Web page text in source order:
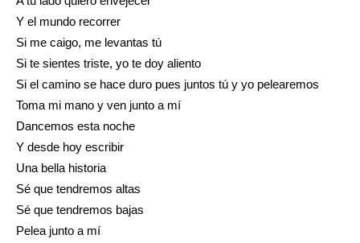
Y el mundo recorrer
Si me caigo, me levantas tú
Si te sientes triste, yo te doy aliento
Si el camino se hace duro pues juntos tú y yo pelearemos
Toma mi mano y ven junto a mí
Dancemos esta noche
Y desde hoy escribir
Una bella historia
Sé que tendremos altas
Sé que tendremos bajas
Pelea junto a mí